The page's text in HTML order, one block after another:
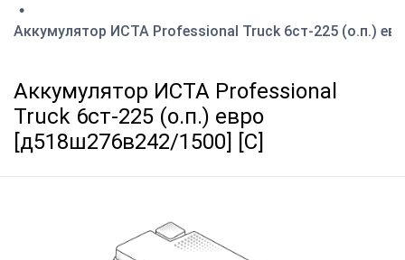
•
Аккумулятор ИСТА Professional Truck 6ст-225 (о.п.)
Аккумулятор ИСТА Professional
Truck 6ст-225 (о.п.) евро
[д518ш276в242/1500] [C]